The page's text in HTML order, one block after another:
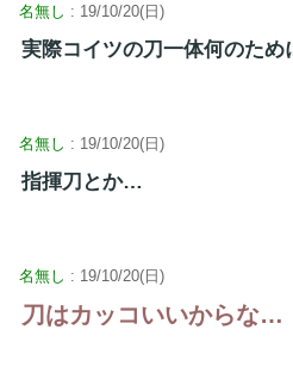
名無し : 19/10/20(日)
実際コイツの刀一体何のた
名無し : 19/10/20(日)
指揮刀とか…
名無し : 19/10/20(日)
刀はカッコいいからな…